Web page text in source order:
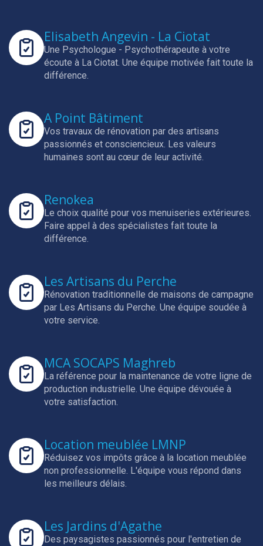
Elisabeth Angevin - La Ciotat
Une Psychologue - Psychothérapeute à votre
écoute à La Ciotat. Une équipe motivée fait toute la
différence.
A Point Bâtiment
Vos travaux de rénovation par des artisans
passionnés et consciencieux. Les valeurs
humaines sont au cœur de leur activité.
Renokea
Le choix qualité pour vos menuiseries extérieures.
Faire appel à des spécialistes fait toute la
différence.
Les Artisans du Perche
Rénovation traditionnelle de maisons de campagne
par Les Artisans du Perche. Une équipe soudée à
votre service.
MCA SOCAPS Maghreb
La référence pour la maintenance de votre ligne de
production industrielle. Une équipe dévouée à
votre satisfaction.
Location meublée LMNP
Réduisez vos impôts grâce à la location meublée
non professionnelle. L'équipe vous répond dans
les meilleurs délais.
Les Jardins d'Agathe
Des paysagistes passionnés pour l'entretien de